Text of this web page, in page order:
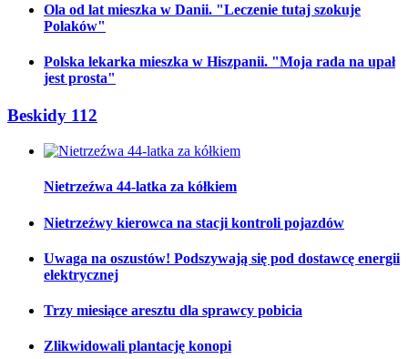
Ola od lat mieszka w Danii. "Leczenie tutaj szokuje
Polaków"
Polska lekarka mieszka w Hiszpanii. "Moja rada na upał
jest prosta"
Beskidy 112
Nietrzeźwa 44-latka za kółkiem
Nietrzeźwy kierowca na stacji kontroli pojazdów
Uwaga na oszustów! Podszywają się pod dostawcę energii
elektrycznej
Trzy miesiące aresztu dla sprawcy pobicia
Zlikwidowali plantację konopi